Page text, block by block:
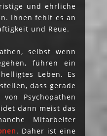
und ehrliche
Ihnen fehlt es an
und Reue.
selbst wenn
führen ein
Leben. Es
dass gerade
Psychopathen
dann meist das
Mitarbeiter
. Daher ist eine